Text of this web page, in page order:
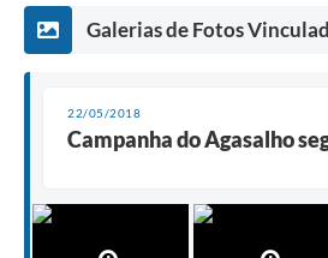
Galerias de Fotos
22/05/2018
Campanha do Agasalho